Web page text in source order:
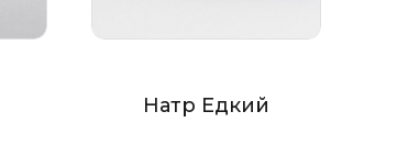
Натр Едкий